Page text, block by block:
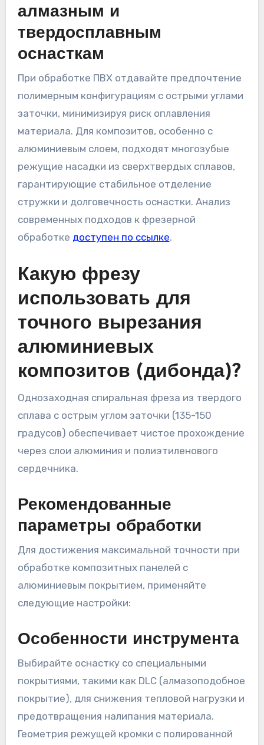
алмазным и
твердосплавным
оснасткам
При обработке ПВХ отдавайте предпочтение
полимерным конфигурациям с острыми углами
заточки, минимизируя риск оплавления
материала. Для композитов, особенно с
алюминиевым слоем, подходят многозубые
режущие насадки из сверхтвердых сплавов,
гарантирующие стабильное отделение
стружки и долговечность оснастки. Анализ
современных подходов к фрезерной
обработке доступен по ссылке.
Какую фрезу
использовать для
точного вырезания
алюминиевых
композитов (дибонда)?
Однозаходная спиральная фреза из твердого
сплава с острым углом заточки (135-150
градусов) обеспечивает чистое прохождение
через слои алюминия и полиэтиленового
сердечника.
Рекомендованные
параметры обработки
Для достижения максимальной точности при
обработке композитных панелей с
алюминиевым покрытием, применяйте
следующие настройки:
Особенности инструмента
Выбирайте оснастку со специальными
покрытиями, такими как DLC (алмазоподобное
покрытие), для снижения тепловой нагрузки и
предотвращения налипания материала.
Геометрия режущей кромки с полированной